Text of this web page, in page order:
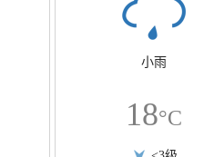
小雨
18°C